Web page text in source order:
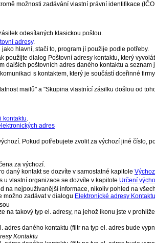
možnosti zadávání vlastní právní identifikace
odesílaných klasickou poštou.
adresy.
hlavní, stačí to, program jí použije podle potřeby.
použijte dialog Poštovní adresy kontaktu, který
dalších poštovních adres daného kontaktu a seznam
s kontaktem, který je součástí dceřinné
mailů" a "Skupina vlastnící zásilku došlou od
kontaktu.
adres
Pokud potřebujete zvolit za výchozí jiné číslo,
za výchozí.
daný kontakt se dozvíte v samostatné kapitole
u vlastní organizace se dozvíte v kapitole Určení
na nejpoužívanější informace, nikoliv pohled na
možno zadávat v dialogu Elektronické adresy Kontaktu
na takový typ el. adresy, na jehož ikonu jste v
daného kontaktu (filtr na typ el. adres bude
Kontaktu